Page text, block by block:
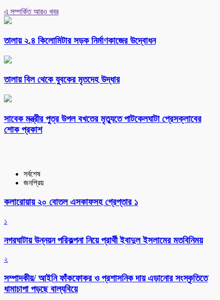
এ সম্পর্কিত আরও খবর
তালায় ২.৪ কিলোমিটার সড়ক নির্মাণকাজের উদ্বোধন
তালায় বিল থেকে যুবকের মৃতদেহ উদ্ধার
সাবেক মন্ত্রীর পুত্র উপল বখতের মৃত্যুতে পাটকেলঘাটা প্রেসক্লাবের
শোক প্রকাশ
সর্বশেষ
জনপ্রিয়
কলারোয়ায় ২০ বোতল এসকাফসহ গ্রেপ্তার ১
১
নগরঘাটায় উন্নয়ন পরিকল্পনা নিয়ে প্রার্থী ইবাদুল ইসলামের মতবিনিময়
২
সম্পাদকীয়/ আইনি ফাঁকফোকর ও প্রশাসনিক দায় এড়ানোর সংস্কৃতিতে
ধামাচাপা পড়ছে বাল্যবিয়ে